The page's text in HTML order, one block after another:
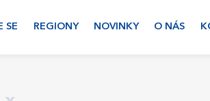
SE REGIONY NOVINKY O NÁS